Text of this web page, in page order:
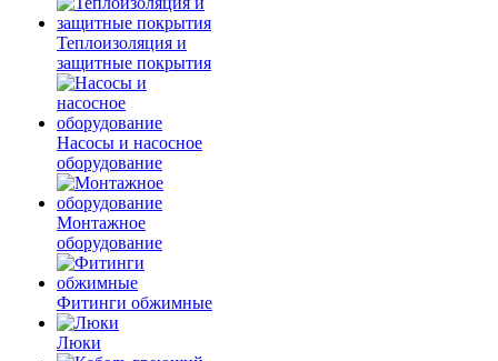
Теплоизоляция и
защитные покрытия
Насосы и насосное
оборудование
Монтажное
оборудование
Фитинги обжимные
Люки